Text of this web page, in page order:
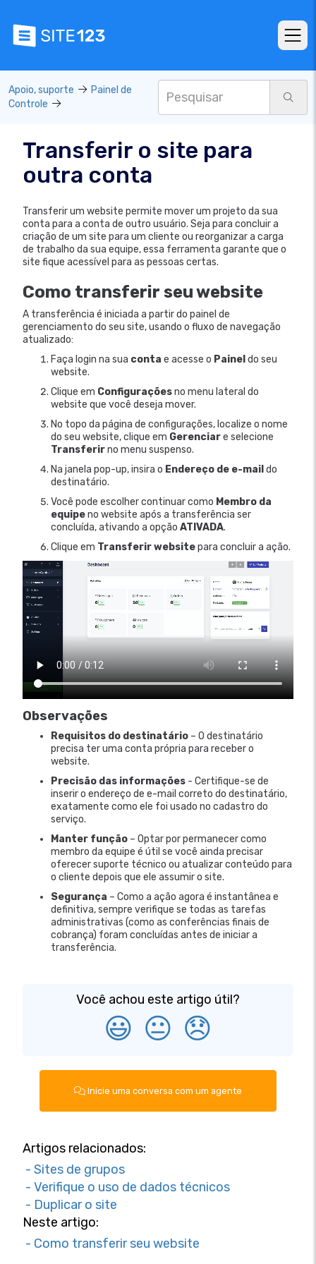
Apoio, suporte
Painel de
Controle
Transferir o site para
outra conta
Transferir um website permite mover um projeto da sua
conta para a conta de outro usuário. Seja para concluir a
criação de um site para um cliente ou reorganizar a carga
de trabalho da sua equipe, essa ferramenta garante que o
site fique acessível para as pessoas certas.
Como transferir seu website
A transferência é iniciada a partir do painel de
gerenciamento do seu site, usando o fluxo de navegação
atualizado:
Faça login na sua conta e acesse o Painel do seu
website.
Clique em Configuraçõesno menu lateral do
website que você deseja mover.
No topo da página de configurações, localize o nome
do seu website, clique em Gerenciare selecione
Transferirno menu suspenso.
Na janela pop-up, insira o Endereço de e-mail do
destinatário.
Você pode escolher continuar como Membro da
equipeno website após a transferência ser
concluída, ativando a opção ATIVADA.
Clique em Transferir websitepara concluir a ação.
Observações
Requisitos do destinatário – O destinatário
precisa ter uma conta própria para receber o
website.
Precisão das informações - Certifique-se de
inserir o endereço de e-mail correto do destinatário,
exatamente como ele foi usado no cadastro do
serviço.
Manter função – Optar por permanecer como
membro da equipe é útil se você ainda precisar
oferecer suporte técnico ou atualizar conteúdo para
o cliente depois que ele assumir o site.
Segurança – Como a ação agora é instantânea e
definitiva, sempre verifique se todas as tarefas
administrativas (como as conferências finais de
cobrança) foram concluídas antes de iniciar a
transferência.
Você achou este artigo útil?
😃 😐 😞
Inicie uma conversa com um agente
Artigos relacionados:
- Sites de grupos
- Verifique o uso de dados técnicos
- Duplicar o site
Neste artigo:
- Como transferir seu website